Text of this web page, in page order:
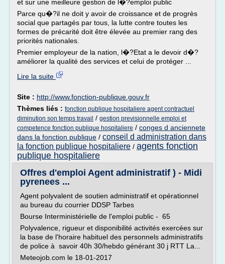
et sur une meilleure gestion de l�?emploi public
Parce qu�?il ne doit y avoir de croissance et de progrès
social que partagés par tous, la lutte contre toutes les
formes de précarité doit être élevée au premier rang des
priorités nationales.
Premier employeur de la nation, l�?Etat a le devoir d�?
améliorer la qualité des services et celui de protéger ...
Lire la suite
Site : http://www.fonction-publique.gouv.fr
Thèmes liés : fonction publique hospitaliere agent contractuel
diminution son temps travail / gestion previsionnelle emploi et
competence fonction publique hospitaliere / conges d anciennete
dans la fonction publique / conseil d administration dans
la fonction publique hospitaliere / agents fonction
publique hospitaliere
Offres d'emploi Agent administratif ) - Midi
pyrenees ...
Agent polyvalent de soutien administratif et opérationnel
au bureau du courrier DDSP Tarbes
Bourse Interministérielle de l'emploi public - 65
Polyvalence, rigueur et disponibilité activités exercées sur
la base de l'horaire habituel des personnels administratifs
de police à savoir 40h 30/hebdo générant 30 j RTT La...
Meteojob.com le 18-01-2017